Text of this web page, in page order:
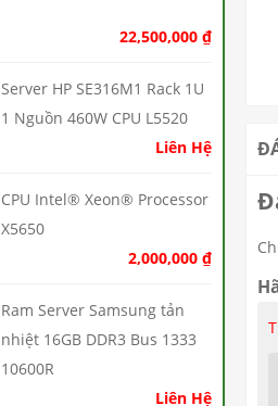
22,500,000 ₫
Server HP SE316M1 Rack 1U
1 Nguồn 460W CPU L5520
Liên Hệ
CPU Intel® Xeon® Processor
X5650
2,000,000 ₫
Ram Server Samsung tản
nhiệt 16GB DDR3 Bus 1333
10600R
Liên Hệ